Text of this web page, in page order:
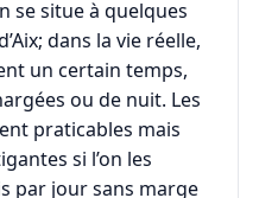
se situe à quelques
dans la vie réelle,
un certain temps,
ou de nuit. Les
praticables mais
si l’on les
par jour sans marge